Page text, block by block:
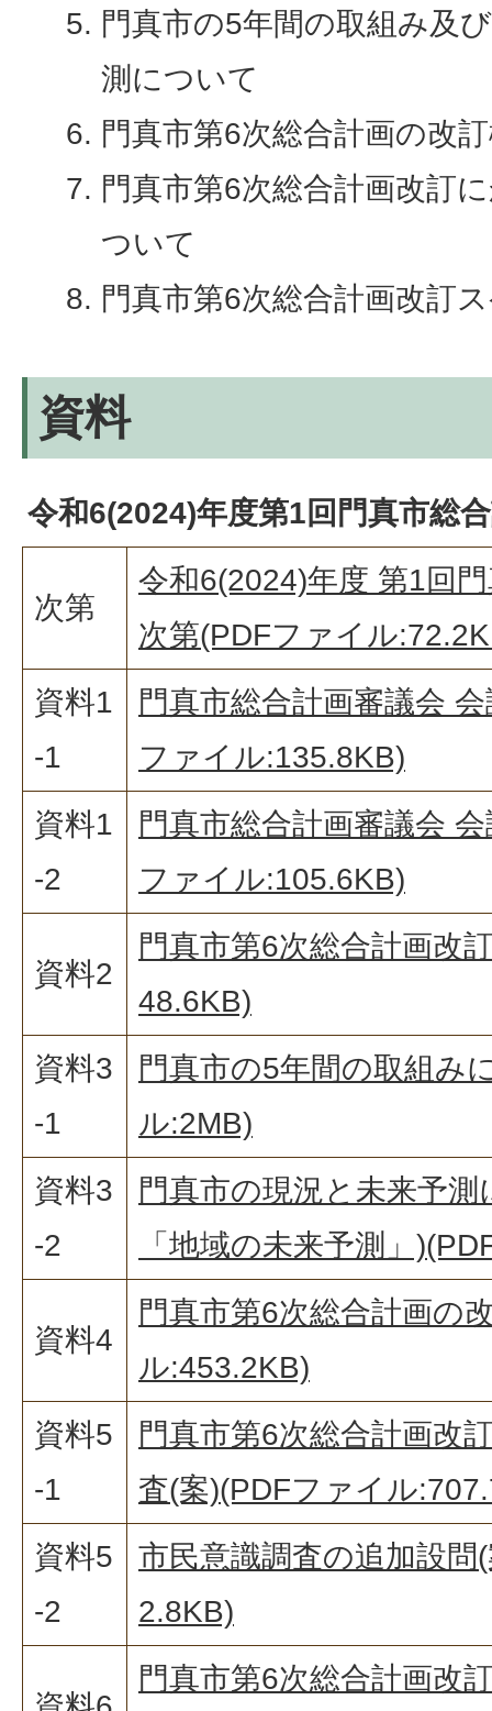
門真市の5年間の取組み及
測について
門真市第6次総合計画の改
門真市第6次総合計画改訂
ついて
門真市第6次総合計画改訂
資料
令和6(2024)年度第1回門真市総
次第
令和6(2024)年度 第1回
次第(PDFファイル
資料1
-1
門真市総合計画審議会
ファイル:135.8KB)
資料1
-2
門真市総合計画審議会
ファイル:105.6KB)
資料2
門真市第6次総合計画改
48.6KB)
資料3
-1
門真市の5年間の取組み
ル:2MB)
資料3
-2
門真市の現況と未来予
「地域の未来予測」
資料4
門真市第6次総合計画の
ル:453.2KB)
資料5
-1
門真市第6次総合計画改
査(案)(PDFファイル
資料5
-2
市民意識調査の追加設
2.8KB)
門真市第6次総合計画改